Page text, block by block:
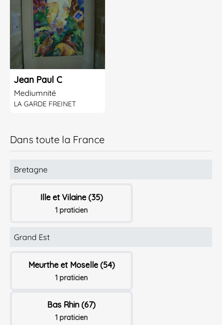
Jean Paul C
Mediumnité
LA GARDE FREINET
Dans toute la France
Bretagne
Ille et Vilaine (35)
1 praticien
Grand Est
Meurthe et Moselle (54)
1 praticien
Bas Rhin (67)
1 praticien